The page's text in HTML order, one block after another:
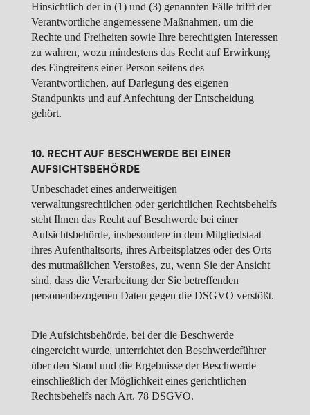
Hinsichtlich der in (1) und (3) genannten Fälle trifft der
Verantwortliche angemessene Maßnahmen, um die
Rechte und Freiheiten sowie Ihre berechtigten Interessen
zu wahren, wozu mindestens das Recht auf Erwirkung
des Eingreifens einer Person seitens des
Verantwortlichen, auf Darlegung des eigenen
Standpunkts und auf Anfechtung der Entscheidung
gehört.
10. RECHT AUF BESCHWERDE BEI EINER
AUFSICHTSBEHÖRDE
Unbeschadet eines anderweitigen
verwaltungsrechtlichen oder gerichtlichen Rechtsbehelfs
steht Ihnen das Recht auf Beschwerde bei einer
Aufsichtsbehörde, insbesondere in dem Mitgliedstaat
ihres Aufenthaltsorts, ihres Arbeitsplatzes oder des Orts
des mutmaßlichen Verstoßes, zu, wenn Sie der Ansicht
sind, dass die Verarbeitung der Sie betreffenden
personenbezogenen Daten gegen die DSGVO verstößt.
Die Aufsichtsbehörde, bei der die Beschwerde
eingereicht wurde, unterrichtet den Beschwerdeführer
über den Stand und die Ergebnisse der Beschwerde
einschließlich der Möglichkeit eines gerichtlichen
Rechtsbehelfs nach Art. 78 DSGVO.